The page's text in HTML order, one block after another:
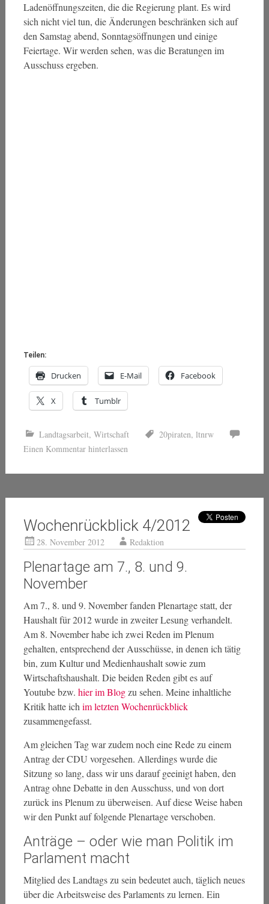
Ladenöffnungszeiten, die die Regierung plant. Es wird
sich nicht viel tun, die Änderungen beschränken sich auf
den Samstag abend, Sonntagsöffnungen und einige
Feiertage. Wir werden sehen, was die Beratungen im
Ausschuss ergeben.
Teilen:
Drucken E-Mail Facebook
X Tumblr
Landtagsarbeit, Wirtschaft 20piraten, ltnrw
Einen Kommentar hinterlassen
Wochenrückblick 4/2012
28. November 2012 Redaktion
Plenartage am 7., 8. und 9.
November
Am 7., 8. und 9. November fanden Plenartage statt, der
Haushalt für 2012 wurde in zweiter Lesung verhandelt.
Am 8. November habe ich zwei Reden im Plenum
gehalten, entsprechend der Ausschüsse, in denen ich tätig
bin, zum Kultur und Medienhaushalt sowie zum
Wirtschaftshaushalt. Die beiden Reden gibt es auf
Youtube bzw. hier im Blogzu sehen. Meine inhaltliche
Kritik hatte ich im letzten Wochenrückblick
zusammengefasst.
Am gleichen Tag war zudem noch eine Rede zu einem
Antrag der CDU vorgesehen. Allerdings wurde die
Sitzung so lang, dass wir uns darauf geeinigt haben, den
Antrag ohne Debatte in den Ausschuss, und von dort
zurück ins Plenum zu überweisen. Auf diese Weise haben
wir den Punkt auf folgende Plenartage verschoben.
Anträge – oder wie man Politik im
Parlament macht
Mitglied des Landtags zu sein bedeutet auch, täglich neues
über die Arbeitsweise des Parlaments zu lernen. Ein